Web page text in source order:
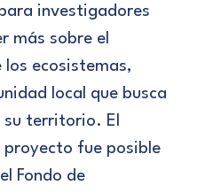
investigadores
más sobre el
ecosistemas,
local que busca
su territorio. El
fue posible
Fondo de